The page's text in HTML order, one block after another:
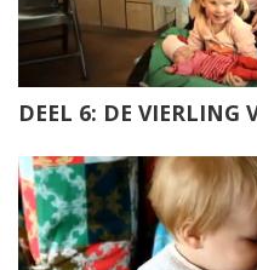
DEEL 6: DE VIERLING